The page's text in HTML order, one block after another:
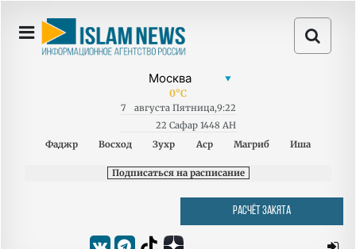
0°C
7 августа Пятница,9:22
22 Сафар 1448 AH
Фаджр
Восход Зухр Аср Магриб Иша
Подписаться на расписание
РАСЧЁТ ЗАКЯТА